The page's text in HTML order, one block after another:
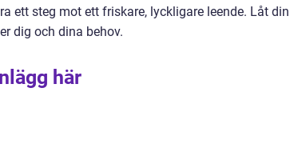
ett steg mot ett friskare, lyckligare leende. Låt din
dig och dina behov.
här